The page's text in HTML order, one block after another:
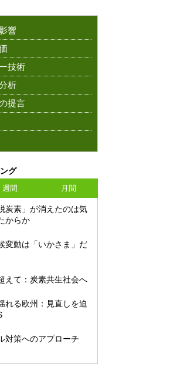
響
技術
析
提言
グ
週間 月間
炭素」が消えたのは気
からか
変動は「いかさま」だ
えて：炭素共生社会へ
れる欧州：見直しを迫
対策へのアプローチ